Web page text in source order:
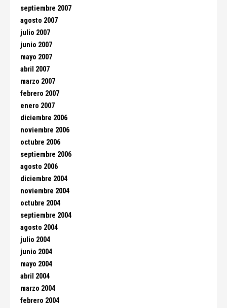
septiembre 2007
agosto 2007
julio 2007
junio 2007
mayo 2007
abril 2007
marzo 2007
febrero 2007
enero 2007
diciembre 2006
noviembre 2006
octubre 2006
septiembre 2006
agosto 2006
diciembre 2004
noviembre 2004
octubre 2004
septiembre 2004
agosto 2004
julio 2004
junio 2004
mayo 2004
abril 2004
marzo 2004
febrero 2004